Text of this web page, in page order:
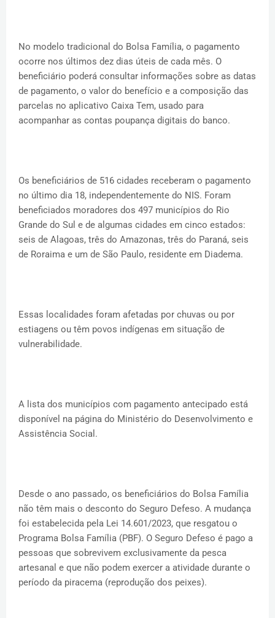
No modelo tradicional do Bolsa Família, o pagamento
ocorre nos últimos dez dias úteis de cada mês. O
beneficiário poderá consultar informações sobre as datas
de pagamento, o valor do benefício e a composição das
parcelas no aplicativo Caixa Tem, usado para
acompanhar as contas poupança digitais do banco.
Os beneficiários de 516 cidades receberam o pagamento
no último dia 18, independentemente do NIS. Foram
beneficiados moradores dos 497 municípios do Rio
Grande do Sul e de algumas cidades em cinco estados:
seis de Alagoas, três do Amazonas, três do Paraná, seis
de Roraima e um de São Paulo, residente em Diadema.
Essas localidades foram afetadas por chuvas ou por
estiagens ou têm povos indígenas em situação de
vulnerabilidade.
A lista dos municípios com pagamento antecipado está
disponível na página do Ministério do Desenvolvimento e
Assistência Social.
Desde o ano passado, os beneficiários do Bolsa Família
não têm mais o desconto do Seguro Defeso. A mudança
foi estabelecida pela Lei 14.601/2023, que resgatou o
Programa Bolsa Família (PBF). O Seguro Defeso é pago a
pessoas que sobrevivem exclusivamente da pesca
artesanal e que não podem exercer a atividade durante o
período da piracema (reprodução dos peixes).